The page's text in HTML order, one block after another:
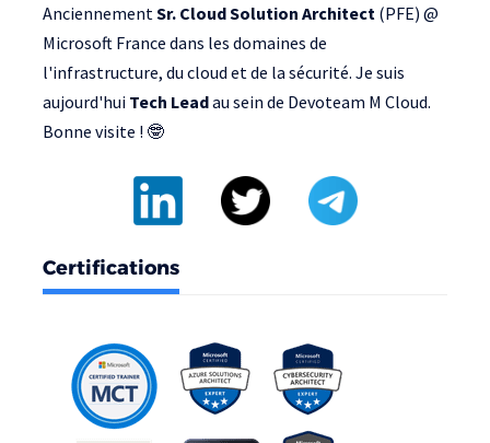
Anciennement Sr. Cloud Solution Architect (PFE) @
Microsoft France dans les domaines de
l'infrastructure, du cloud et de la sécurité. Je suis
aujourd'hui Tech Leadau sein de Devoteam M Cloud.
Bonne visite ! 🤓
Certifications